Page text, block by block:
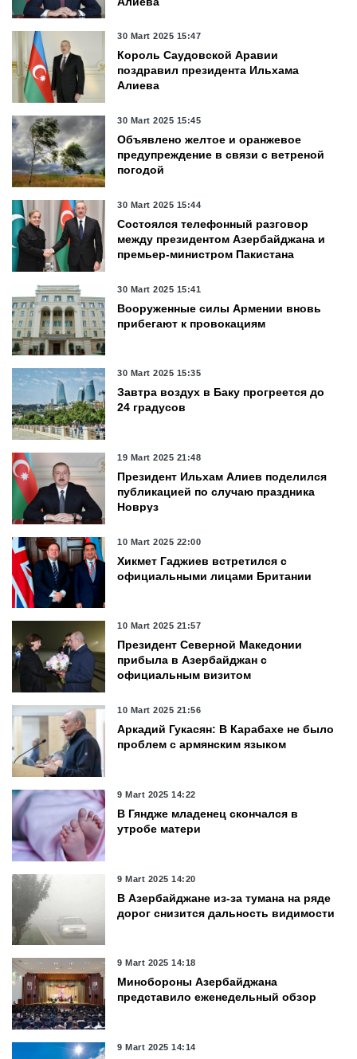
30 Mart 2025 15:47
Король Саудовской Аравии
поздравил президента Ильхама
Алиева
30 Mart 2025 15:45
Объявлено желтое и оранжевое
предупреждение в связи с ветреной
погодой
30 Mart 2025 15:44
Состоялся телефонный разговор
между президентом Азербайджана и
премьер-министром Пакистана
30 Mart 2025 15:41
Вооруженные силы Армении вновь
прибегают к провокациям
30 Mart 2025 15:35
Завтра воздух в Баку прогреется до
24 градусов
19 Mart 2025 21:48
Президент Ильхам Алиев поделился
публикацией по случаю праздника
Новруз
10 Mart 2025 22:00
Хикмет Гаджиев встретился с
официальными лицами Британии
10 Mart 2025 21:57
Президент Северной Македонии
прибыла в Азербайджан с
официальным визитом
10 Mart 2025 21:56
Аркадий Гукасян: В Карабахе не было
проблем с армянским языком
9 Mart 2025 14:22
В Гяндже младенец скончался в
утробе матери
9 Mart 2025 14:20
В Азербайджане из-за тумана на ряде
дорог снизится дальность видимости
9 Mart 2025 14:18
Минобороны Азербайджана
представило еженедельный обзор
9 Mart 2025 14:14